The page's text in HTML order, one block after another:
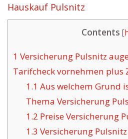
Hauskauf Pulsnitz
Contents [
1 Versicherung Pulsnitz
Tarifcheck vornehmen plus
1.1 Aus welchem Grund
Thema Versicherung
1.2 Preise Versicherung
1.3 Versicherung